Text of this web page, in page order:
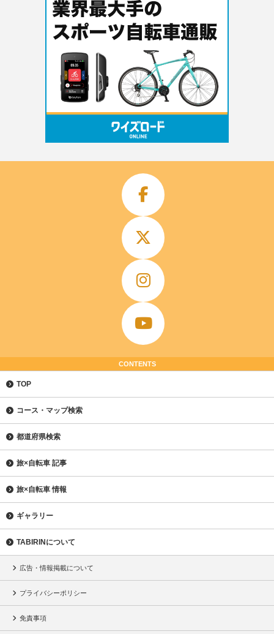
CONTENTS
TOP
コース・マップ検索
都道府県検索
旅×自転車 記事
旅×自転車 情報
ギャラリー
TABIRINについて
広告・情報掲載について
プライバシーポリシー
免責事項